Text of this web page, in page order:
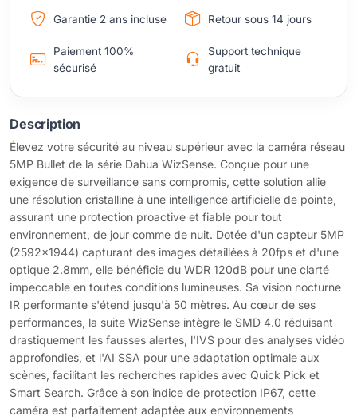
Garantie 2 ans incluse Retour sous 14 jours
Paiement 100%
sécurisé
Support technique
gratuit
Description
Élevez votre sécurité au niveau supérieur avec la caméra réseau
5MP Bullet de la série Dahua WizSense. Conçue pour une
exigence de surveillance sans compromis, cette solution allie
une résolution cristalline à une intelligence artificielle de pointe,
assurant une protection proactive et fiable pour tout
environnement, de jour comme de nuit. Dotée d'un capteur 5MP
(2592x1944) capturant des images détaillées à 20fps et d'une
optique 2.8mm, elle bénéficie du WDR 120dB pour une clarté
impeccable en toutes conditions lumineuses. Sa vision nocturne
IR performante s'étend jusqu'à 50 mètres. Au cœur de ses
performances, la suite WizSense intègre le SMD 4.0 réduisant
drastiquement les fausses alertes, l'IVS pour des analyses vidéo
approfondies, et l'AI SSA pour une adaptation optimale aux
scènes, facilitant les recherches rapides avec Quick Pick et
Smart Search. Grâce à son indice de protection IP67, cette
caméra est parfaitement adaptée aux environnements